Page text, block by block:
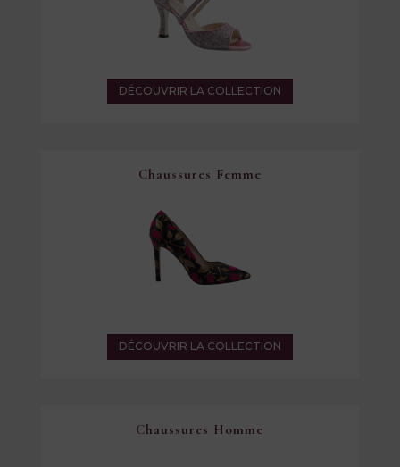
DÉCOUVRIR LA COLLECTION
Chaussures Femme
DÉCOUVRIR LA COLLECTION
Chaussures Homme